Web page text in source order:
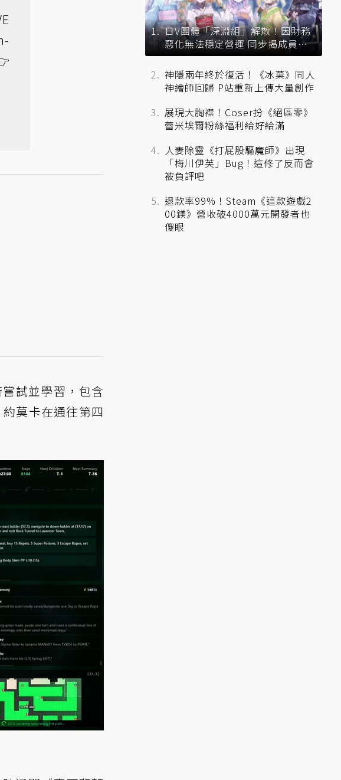
試並學習，包含
莫卡在通往第四
日V團體「深淵組」解散！因財務
惡化無法穩定營運 同步揭成員未
來去向
神隱兩年終於復活！《冰菓》同人
神繪師回歸 P站重新上傳大量創作
展現大胸襟！Coser扮《絕區零》
蕾米埃爾粉絲福利給好給滿
人妻除靈《打屁股驅魔師》出現
「梅川伊芙」Bug！這修了反而會
被負評吧
退款率99%！Steam《這款遊戲2
00鎂》營收破4000萬元開發者也
傻眼